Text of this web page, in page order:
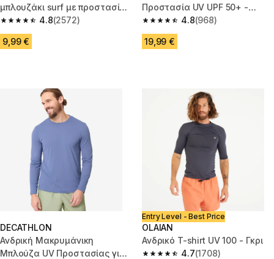
μπλουζάκι surf με προστασία
UV και χαλαρή εφαρμογή -
Μαύρο
4.8
4.8 out of 5 stars from 2572 reviews
(2572)
9,99 €
Προστασία UV UPF 50+ -
Πράσινη 4.8
4.8 out of 5 stars from 968
(968)
19,99 €
DECATHLON
Ανδρική Μακρυμάνικη
Μπλούζα UV Προστασίας για
Entry Level - Best Price
OLAIAN
Ανδρικό T-shirt UV 100 - Γκρι
4.7(1708)